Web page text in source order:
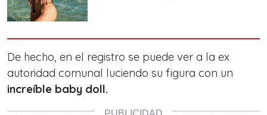
De hecho, en el registro se puede ver a la ex
autoridad comunal luciendo su figura con un
increíble baby doll.